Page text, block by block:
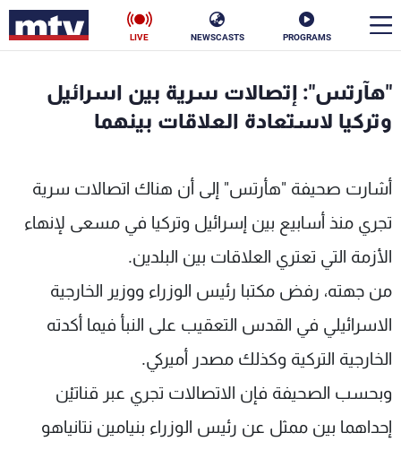
PROGRAMS
NEWSCASTS
LIVE
"هآرتس": إتصالات سرية بين اسرائيل
وتركيا لاستعادة العلاقات بينهما
أشارت صحيفة "هأرتس" إلى أن هناك اتصالات سرية
تجري منذ أسابيع بين إسرائيل وتركيا في مسعى لإنهاء
الأزمة التي تعتري العلاقات بين البلدين.
من جهته، رفض مكتبا رئيس الوزراء ووزير الخارجية
الاسرائيلي في القدس التعقيب على النبأ فيما أكدته
الخارجية التركية وكذلك مصدر أميركي.
وبحسب الصحيفة فإن الاتصالات تجري عبر قناتيْن
إحداهما بين ممثل عن رئيس الوزراء بنيامين نتانياهو
الأخبار
منوعات رياضة
كأس العالم
البرامج
جدول البرامج
شاهد البرامج